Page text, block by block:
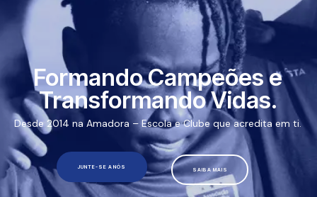
SAIBA MAIS
JUNTE-SE A NÓS
Desde 2014 na Amadora – Escola e Clube que acredita em ti.
Formando Campeões e
Transformando Vidas.